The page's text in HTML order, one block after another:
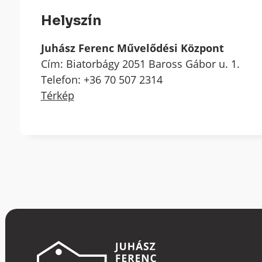
Helyszín
Juhász Ferenc Művelődési Központ
Cím: Biatorbágy 2051 Baross Gábor u. 1.
Telefon: +36 70 507 2314
Térkép